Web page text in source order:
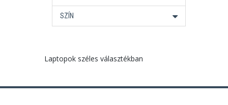
SZÍN
Laptopok széles választékban